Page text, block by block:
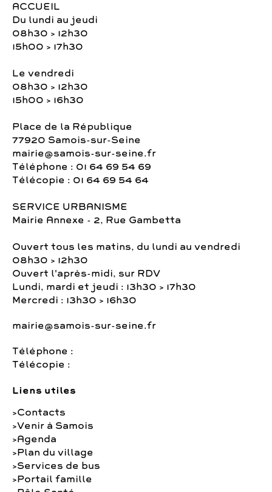
ACCUEIL
Du lundi au jeudi
08h30 > 12h30
15h00 > 17h30
Le vendredi
08h30 > 12h30
15h00 > 16h30
Place de la République
77920 Samois-sur-Seine
mairie@samois-sur-seine.fr
Téléphone : 01 64 69 54 69
Télécopie : 01 64 69 54 64
SERVICE URBANISME
Mairie Annexe - 2, Rue Gambetta
Ouvert tous les matins, du lundi au vendredi
08h30 > 12h30
Ouvert l'après-midi, sur RDV
Lundi, mardi et jeudi : 13h30 > 17h30
Mercredi : 13h30 > 16h30
mairie@samois-sur-seine.fr
Téléphone :
Télécopie :
Liens utiles
Contacts
Venir à Samois
Agenda
Plan du village
Services de bus
Portail famille